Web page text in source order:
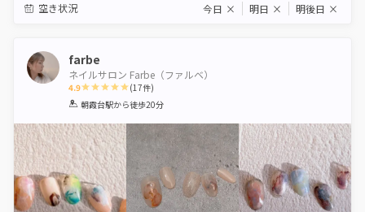
空き状況 今日 × 明日 × 明後日 ×
farbe
ネイルサロン Farbe（ファルベ）
4.9
1 2 3 4 5
(17件)
朝霞台駅から徒歩20分